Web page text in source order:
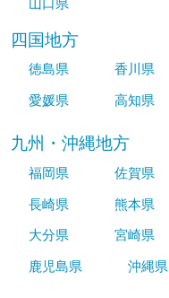
四国地方
徳島県
香川県
愛媛県
高知県
九州・沖縄地方
福岡県
佐賀県
長崎県
熊本県
大分県
宮崎県
鹿児島県
沖縄県